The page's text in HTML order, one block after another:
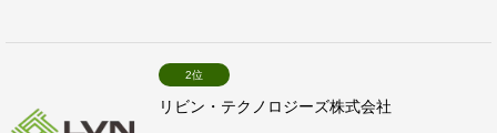
2位
リビン・テクノロジーズ株式会社